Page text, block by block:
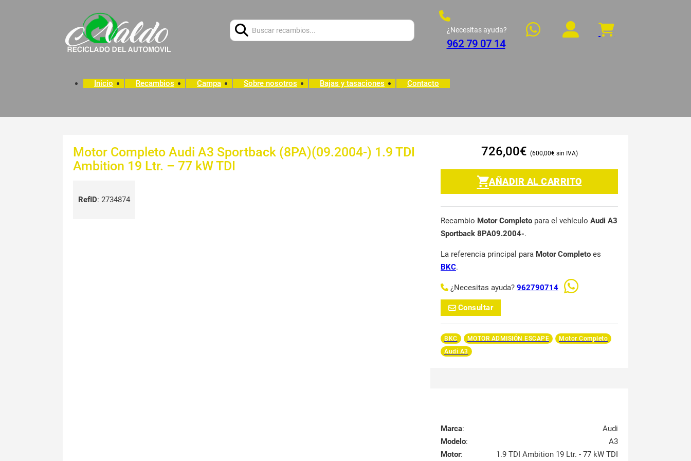
¿Necesitas ayuda?
962 79 07 14
Inicio Recambios Campa Sobre nosotros Bajas y tasaciones Contacto
Motor Completo Audi A3 Sportback (8PA)(09.2004-) 1.9 TDI
Ambition 19 Ltr. – 77 kW TDI
RefID: 2734874
726,00€ 600,00€
AÑADIR AL CARRITO
Recambio Motor Completo para el vehículo Audi A3
Sportback 8PA09.2004-.
La referencia principal para Motor Completo es
BKC.
¿Necesitas ayuda? 962790714
Consultar
BKC MOTOR ADMISIÓN ESCAPE
Motor Completo
Audi A3
Marca:
Audi
Modelo:
A3
Motor: 1.9 TDI Ambition 19 Ltr. - 77 kW TDI